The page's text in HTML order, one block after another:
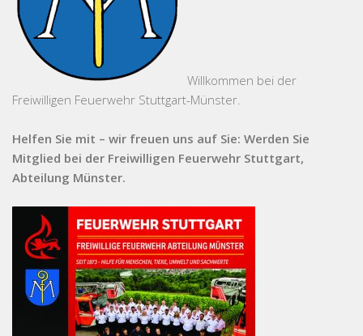
Willkommen bei der
Freiwilligen Feuerwehr Stuttgart-Münster.
Helfen Sie mit – wir freuen uns auf Sie: Werden Sie
Mitglied bei der Freiwilligen Feuerwehr Stuttgart,
Abteilung Münster.